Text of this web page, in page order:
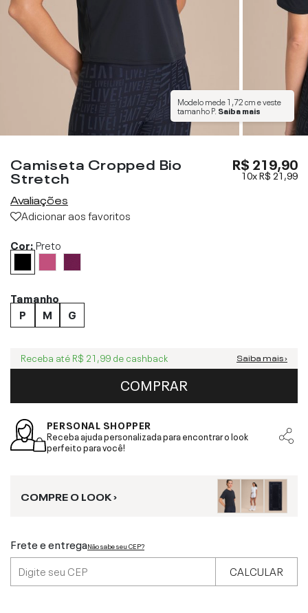
Modelo mede1,72 cme veste
tamanhoP. Saiba mais
Camiseta Cropped Bio
Stretch
Avaliações
Adicionar aos favoritos
R$ 219,90
10xR$ 21,99
Cor:Preto
Tamanho
P
M G
Receba até R$ 21,99 de cashback Saiba mais ›
COMPRAR
PERSONAL SHOPPER
Receba ajuda personalizada para encontrar o look
perfeito para você!
COMPRE O LOOK ›
Frete e entregaNão sabe seu CEP?
CALCULAR